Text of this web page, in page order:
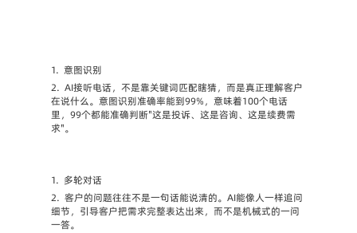
1. 意图识别
2. AI接听电话，不是靠关键词匹配瞎猜，而是真正理解客户
在说什么。意图识别准确率能到99%，意味着100个电话
里，99个都能准确判断"这是投诉、这是咨询、这是续费需
求"。
1. 多轮对话
2. 客户的问题往往不是一句话能说清的。AI能像人一样追问
细节，引导客户把需求完整表达出来，而不是机械式的一问
一答。